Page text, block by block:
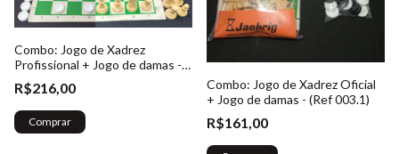
Combo: Jogo de Xadrez
Profissional + Jogo de damas -
(Ref. 005.1)
R$216,00
Combo: Jogo de Xadrez Oficial
+ Jogo de damas - (Ref 003.1)
R$161,00